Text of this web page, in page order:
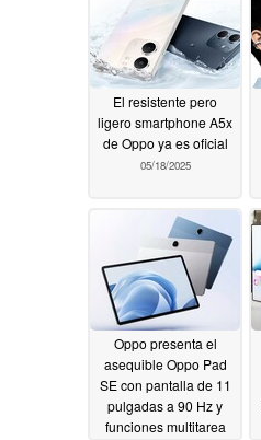
El resistente pero
ligero smartphone A5x
de Oppo ya es oficial
05/18/2025
Oppo presenta el
asequible Oppo Pad
SE con pantalla de 11
pulgadas a 90 Hz y
funciones multitarea